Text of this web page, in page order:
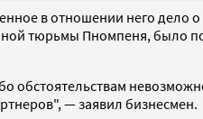
в отношении него дело
тюрьмы Пномпеня, было
обстоятельствам
— заявил бизнесмен.